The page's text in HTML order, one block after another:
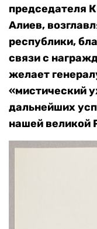
председателя
Алиев,
республики,
связи с
желает
«мистический
дальнейших
нашей великой